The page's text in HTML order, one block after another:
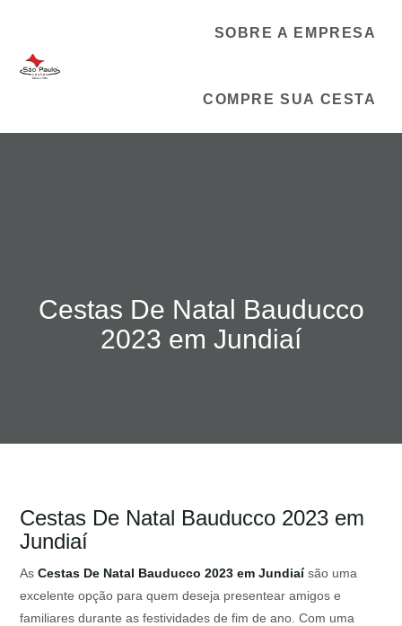
SOBRE A EMPRESA
COMPRE SUA CESTA
Cestas De Natal Bauducco
2023 em Jundiaí
Cestas De Natal Bauducco 2023 em
Jundiaí
AsCestas De Natal Bauducco 2023 em Jundiaísão uma
excelente opção para quem deseja presentear amigos e
familiares durante as festividades de fim de ano. Com uma